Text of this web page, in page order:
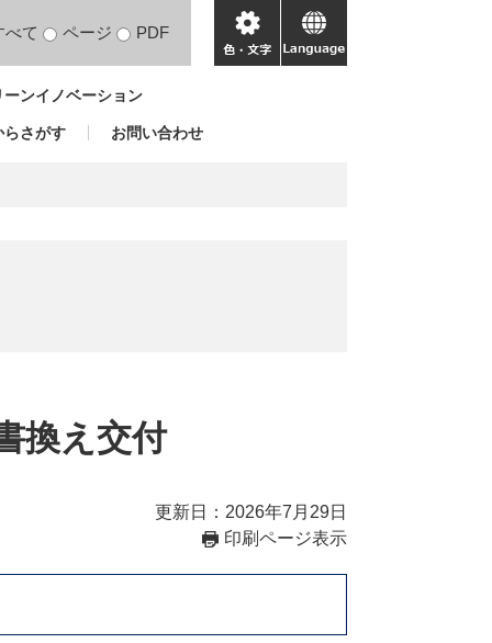
べて ページ PDF
色・
文
language
ンイノベーション
らさがす お問い合わせ
換え交付
更新日：2026年7月29日
印刷ページ表示